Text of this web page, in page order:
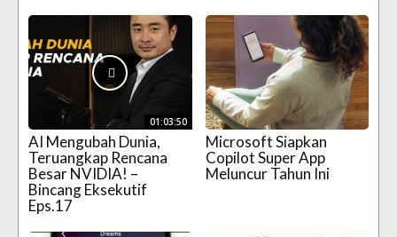
01:03:50
AI Mengubah Dunia,
Teruangkap Rencana
Besar NVIDIA! –
Bincang Eksekutif
Eps.17
Microsoft Siapkan
Copilot Super App
Meluncur Tahun Ini